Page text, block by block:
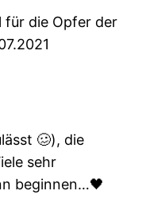
für die Opfer der
🥴), die
sehr
beginnen…🖤